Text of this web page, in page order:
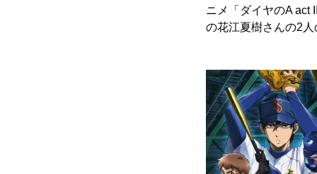
ニメ「ダイヤのA act
の花江夏樹さんの2